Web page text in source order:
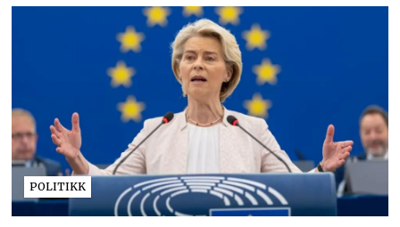
POLITIKK